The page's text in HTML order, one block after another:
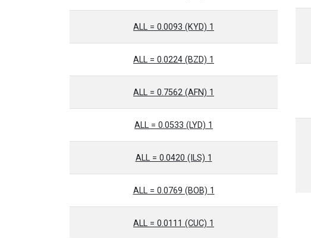
1 ALL = 0.0093 (KYD)
1 ALL = 0.0224 (BZD)
1 ALL = 0.7562 (AFN)
1 ALL = 0.0533 (LYD)
1 ALL = 0.0420 (ILS)
1 ALL = 0.0769 (BOB)
1 ALL = 0.0111 (CUC)